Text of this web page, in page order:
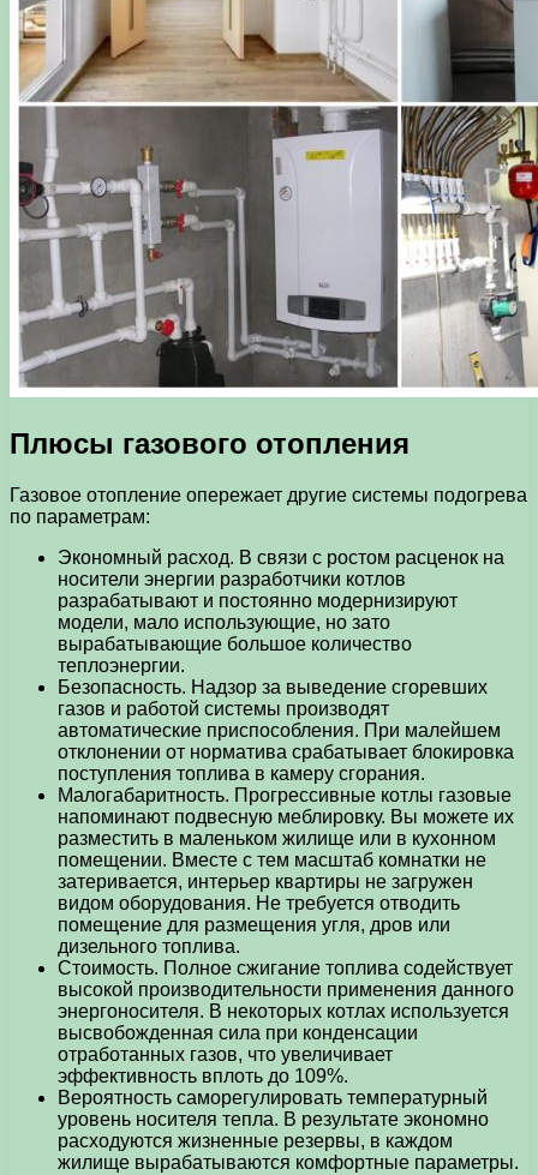
Плюсы газового отопления
Газовое отопление опережает другие системы подогрева
по параметрам:
Экономный расход. В связи с ростом расценок на
носители энергии разработчики котлов
разрабатывают и постоянно модернизируют
модели, мало использующие, но зато
вырабатывающие большое количество
теплоэнергии.
Безопасность. Надзор за выведение сгоревших
газов и работой системы производят
автоматические приспособления. При малейшем
отклонении от норматива срабатывает блокировка
поступления топлива в камеру сгорания.
Малогабаритность. Прогрессивные котлы газовые
напоминают подвесную меблировку. Вы можете их
разместить в маленьком жилище или в кухонном
помещении. Вместе с тем масштаб комнатки не
затеривается, интерьер квартиры не загружен
видом оборудования. Не требуется отводить
помещение для размещения угля, дров или
дизельного топлива.
Стоимость. Полное сжигание топлива содействует
высокой производительности применения данного
энергоносителя. В некоторых котлах используется
высвобожденная сила при конденсации
отработанных газов, что увеличивает
эффективность вплоть до 109%.
Вероятность саморегулировать температурный
уровень носителя тепла. В результате экономно
расходуются жизненные резервы, в каждом
жилище вырабатываются комфортные параметры.